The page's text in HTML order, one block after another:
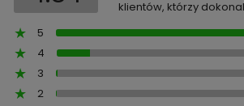
klientów, którzy
5
4
3
2